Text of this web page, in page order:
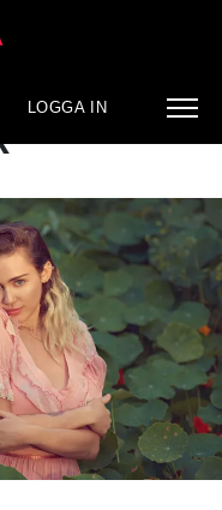
LOGGA IN
ny